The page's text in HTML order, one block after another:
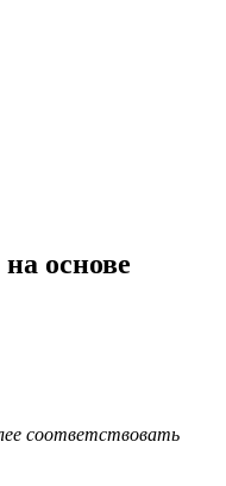
основе
соответствовать